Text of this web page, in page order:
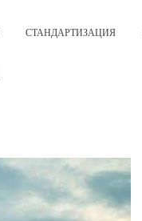
СТАНДАРТИЗАЦИЯ